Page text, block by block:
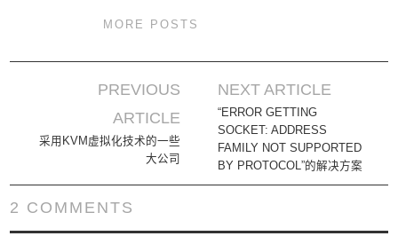
MORE POSTS
Post navigation
PREVIOUS
ARTICLE
采用KVM虚拟化技术的一些
大公司
NEXT ARTICLE
“ERROR GETTING
SOCKET: ADDRESS
FAMILY NOT SUPPORTED
BY PROTOCOL”的解决方案
2 COMMENTS